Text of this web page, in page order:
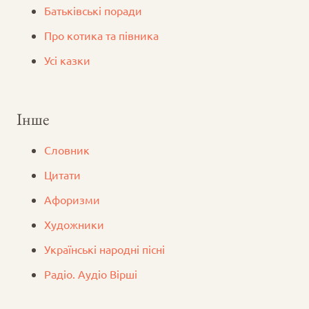
Батьківські поради
Про котика та півника
Усі казки
Інше
Словник
Цитати
Афоризми
Художники
Українські народні пісні
Радіо. Аудіо Вірші